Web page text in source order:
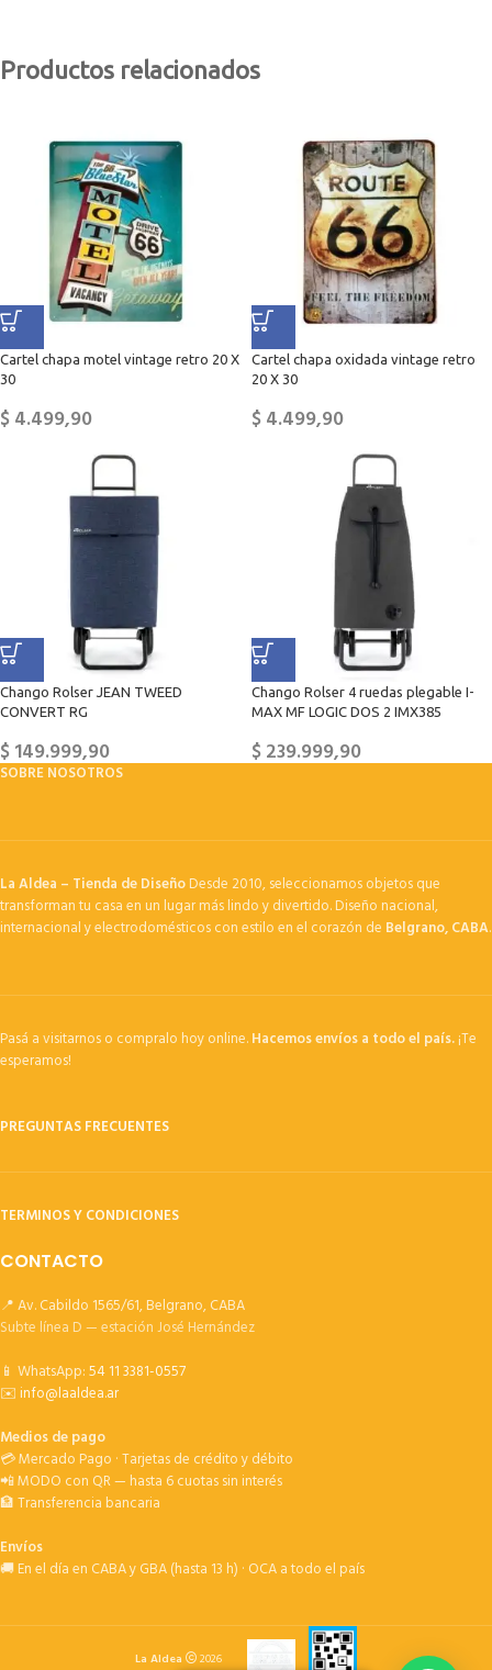
Productos relacionados
Cartel chapa motel vintage retro 20 X
30
$4.499,90
Cartel chapa oxidada vintage retro
20 X 30
$4.499,90
Chango Rolser JEAN TWEED
CONVERT RG
$149.999,90
Chango Rolser 4 ruedas plegable I-
MAX MF LOGIC DOS 2 IMX385
$239.999,90
SOBRE NOSOTROS
La Aldea – Tienda de DiseñoDesde 2010, seleccionamos objetos que
transforman tu casa en un lugar más lindo y divertido. Diseño nacional,
internacional y electrodomésticos con estilo en el corazón de Belgrano, CABA.
Pasá a visitarnos o compralo hoy online.Hacemos envíos a todo el país.¡Te
esperamos!
PREGUNTAS FRECUENTES
TERMINOS Y CONDICIONES
CONTACTO
📍 Av. Cabildo 1565/61, Belgrano, CABA
Subte línea D — estación José Hernández
📱 WhatsApp:54 11 3381-0557
✉️info@laaldea.ar
Medios de pago
💳 Mercado Pago · Tarjetas de crédito y débito
📲 MODO con QR — hasta 6 cuotas sin interés
🏦 Transferencia bancaria
Envíos
🚚 En el día en CABA y GBA (hasta 13 h) · OCA a todo el país
La Aldea 2026